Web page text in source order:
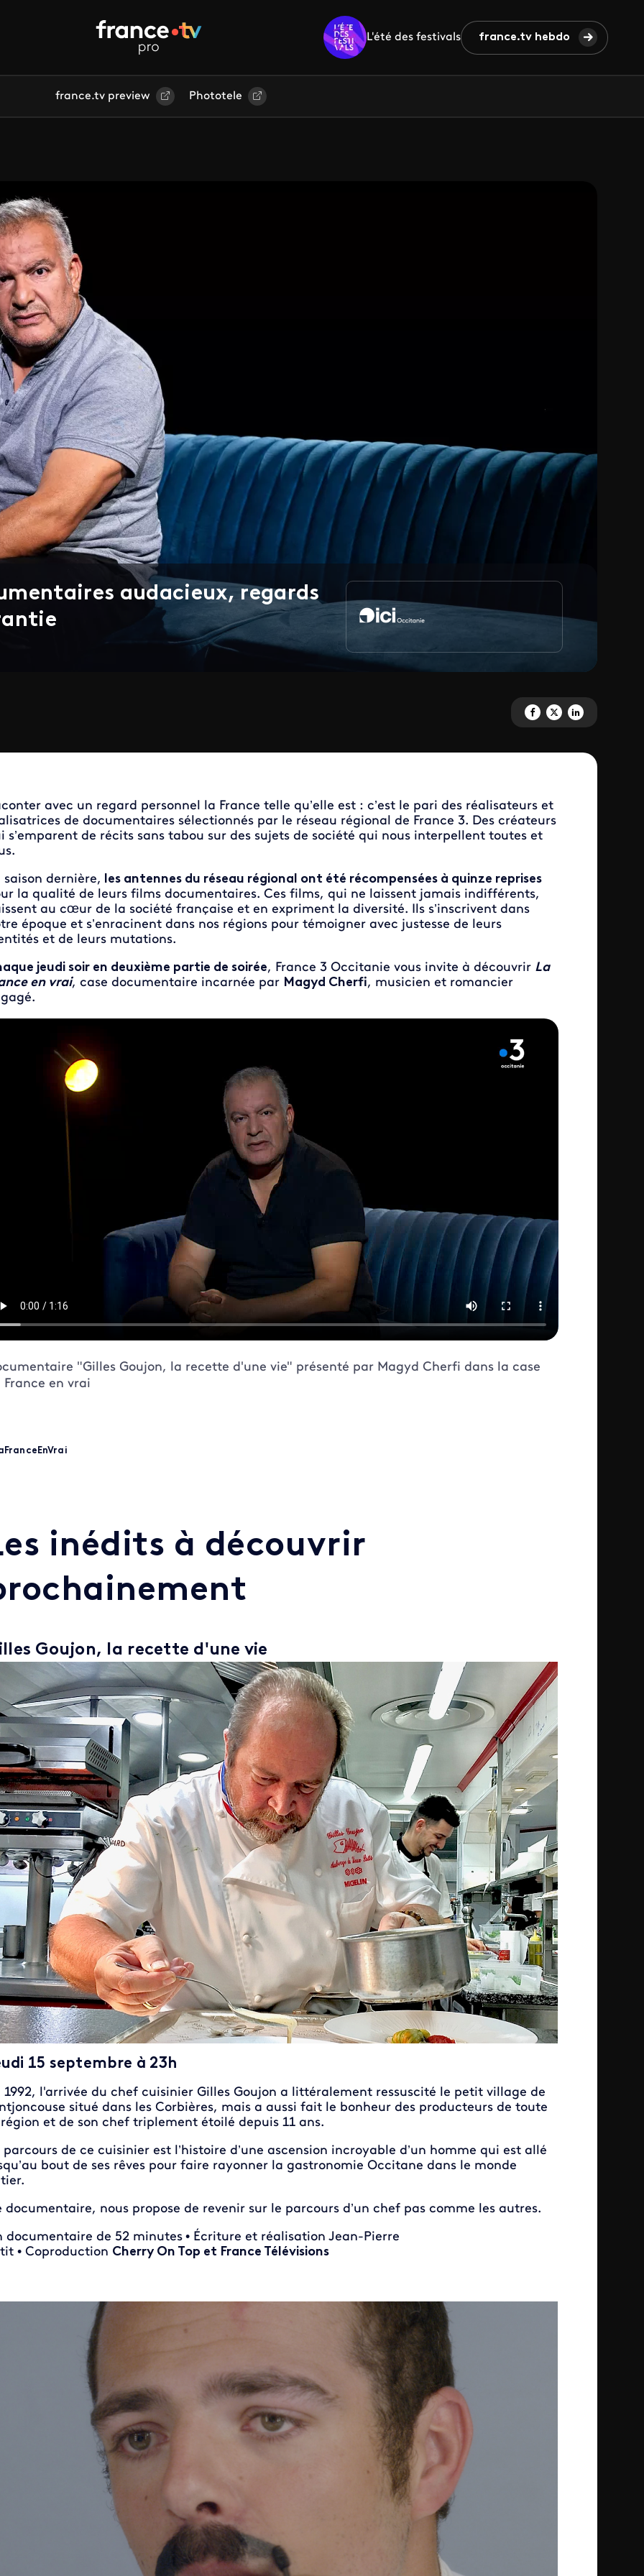
L'été des festivals france.tv hebdo
france.tv preview Phototele
audacieux, regards
Partagez 'La France en vrai :
Partagez 'La France en
Partagez 'La
avec un regard personnel la France telle qu’elle est : c’est le pari des réalisateurs et
de documentaires sélectionnés par le réseau régional de France 3. Des créateurs
s’emparent de récits sans tabou sur des sujets de société qui nous interpellent toutes et
saison dernière, les antennes du réseau régional ont été récompensées à quinze reprises
la qualité de leurs films documentaires. Ces films, qui ne laissent jamais indifférents,
au cœur de la société française et en expriment la diversité. Ils s’inscrivent dans
époque et s’enracinent dans nos régions pour témoigner avec justesse de leurs
et de leurs mutations.
jeudi soir en deuxième partie de soirée, France 3 Occitanie vous invite à découvrir La
en vrai, case documentaire incarnée par Magyd Cherfi, musicien et romancier
"Gilles Goujon, la recette d'une vie" présenté par Magyd Cherfi dans la case
France en vrai
inédits à découvrir
Goujon, la recette d'une vie
15 septembre à 23h
1992, l'arrivée du chef cuisinier Gilles Goujon a littéralement ressuscité le petit village de
situé dans les Corbières, mais a aussi fait le bonheur des producteurs de toute
et de son chef triplement étoilé depuis 11 ans.
parcours de ce cuisinier est l’histoire d’une ascension incroyable d’un homme qui est allé
bout de ses rêves pour faire rayonner la gastronomie Occitane dans le monde
documentaire, nous propose de revenir sur le parcours d’un chef pas comme les autres.
documentaire de 52 minutes • Écriture et réalisation Jean-Pierre
• Coproduction Cherry On Top et France Télévisions